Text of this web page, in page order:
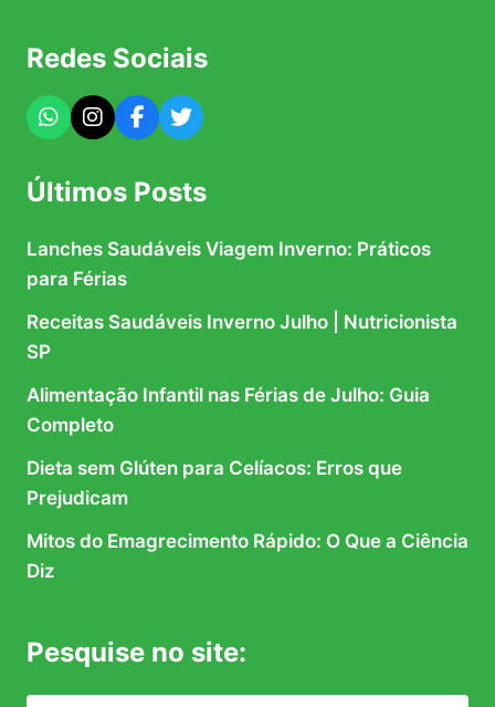
Redes Sociais
Últimos Posts
Lanches Saudáveis Viagem Inverno: Práticos
para Férias
Receitas Saudáveis Inverno Julho | Nutricionista
SP
Alimentação Infantil nas Férias de Julho: Guia
Completo
Dieta sem Glúten para Celíacos: Erros que
Prejudicam
Mitos do Emagrecimento Rápido: O Que a Ciência
Diz
Pesquise no site: